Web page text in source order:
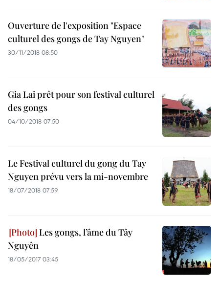
Ouverture de l'exposition "Espace
culturel des gongs de Tay Nguyen"
30/11/2018 08:50
Gia Lai prêt pour son festival culturel
des gongs
04/10/2018 07:50
Le Festival culturel du gong du Tay
Nguyen prévu vers la mi-novembre
18/07/2018 07:59
Les gongs, l’âme du Tây
Nguyên
18/05/2017 03:45